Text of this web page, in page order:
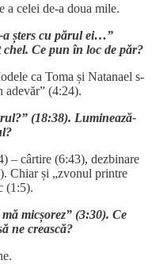
a celei de-a doua mile.
a șters cu părul ei…”
Ce pun în loc de păr?
ca Toma și Natanael s-
adevăr” (4:24).
(18:38). Luminează-
– cârtire (6:43), dezbinare
Chiar și „zvonul printre
(1:5).
micșorez” (3:30). Ce
ne crească?